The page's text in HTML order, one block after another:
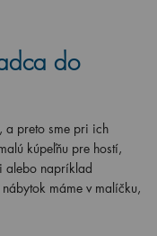
do
a preto sme pri ich
kúpeľňu pre hostí,
alebo napríklad
máme v malíčku,